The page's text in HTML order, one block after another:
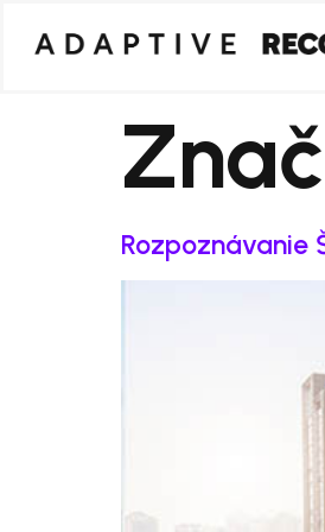
Rozpoznávanie